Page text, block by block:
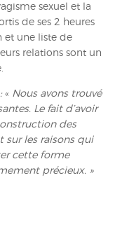
sexuel et la
de ses 2 heures
et une liste de
relations sont un
: « Nous avons trouvé
Le fait d’avoir
des
sur les raisons qui
cette forme
précieux. »